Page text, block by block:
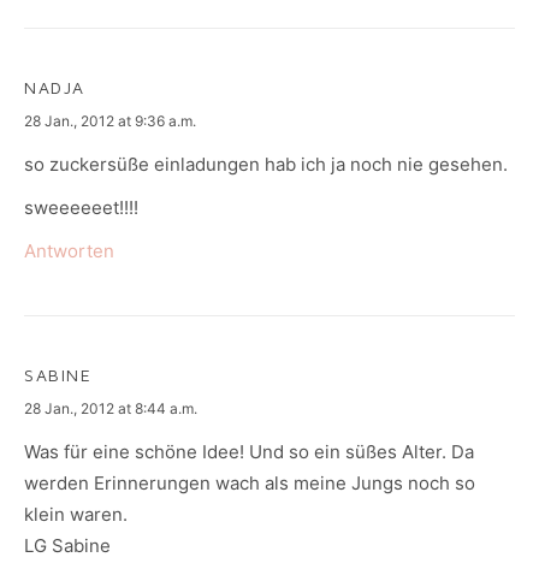
NADJA
says:
28 Jan., 2012 at 9:36 a.m.
so zuckersüße einladungen hab ich ja noch nie gesehen.
sweeeeeet!!!!
Antworten
SABINE
says:
28 Jan., 2012 at 8:44 a.m.
Was für eine schöne Idee! Und so ein süßes Alter. Da
werden Erinnerungen wach als meine Jungs noch so
klein waren.
LG Sabine